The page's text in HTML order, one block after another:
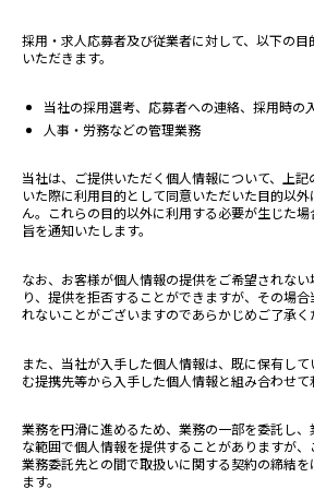
採用・求人応募者及び従業者に対して、以下の
いただきます。
当社の採用選考、応募者への連絡、採用時の
人事・労務などの管理業務
当社は、ご提供いただく個人情報について、上
いた際に利用目的として同意いただいた目的以
ん。これらの目的以外に利用する必要が生じた
旨を通知いたします。
なお、お客様が個人情報の提供をご希望されな
り、提供を拒否することができますが、その場
れないことがございますのであらかじめご了承く
また、当社が入手した個人情報は、既に保有し
む提携先等から入手した個人情報と組み合わせて
業務を円滑に進めるため、業務の一部を委託し
な範囲で個人情報を提供することがありますが
業務委託先との間で取扱いに関する契約の締結
ます。